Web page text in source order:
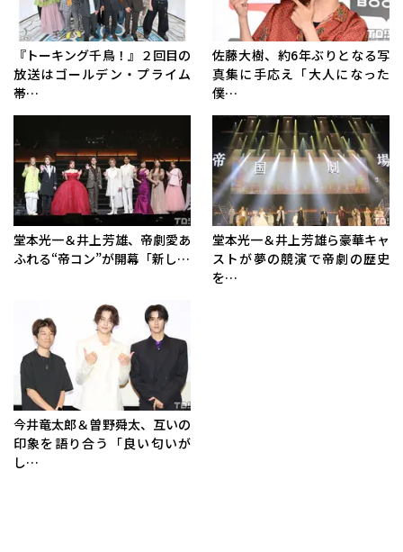
『トーキング千鳥！』２回目の
放送はゴールデン・プライム
帯…
佐藤大樹、約6年ぶりとなる写
真集に手応え「大人になった
僕…
堂本光一＆井上芳雄、帝劇愛あ
ふれる“帝コン”が開幕「新し…
堂本光一＆井上芳雄ら豪華キャ
ストが夢の競演で帝劇の歴史
を…
今井竜太郎＆曽野舜太、互いの
印象を語り合う「良い匂いが
し…